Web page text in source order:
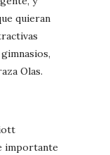
quieran
Olas.
importante